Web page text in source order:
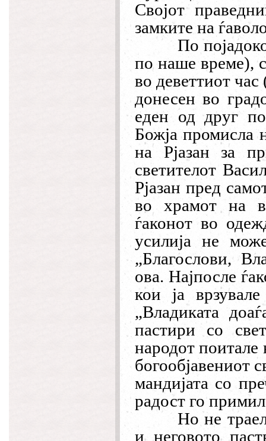
Својот
замките на
По
по наше време),
во деветтиот
донесен во
еден од друг
Божја промисла
на Рјазан за
светителот
Рјазан пред
во храмот на
ѓаконот во
усилија не
„Благослови,
ова. Најпосле
кои ја
„Владиката
пастири со
народот поитале
богообјавениот
мандијата со
радост го
Но не
и неговото